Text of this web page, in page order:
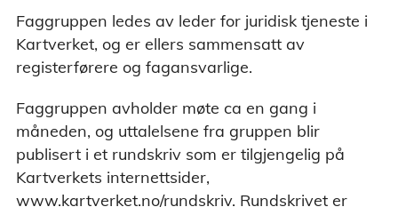
Faggruppen ledes av leder for juridisk tjeneste i
Kartverket, og er ellers sammensatt av
registerførere og fagansvarlige.
Faggruppen avholder møte ca en gang i
måneden, og uttalelsene fra gruppen blir
publisert i et rundskriv som er tilgjengelig på
Kartverkets internettsider,
www.kartverket.no/rundskriv. Rundskrivet er